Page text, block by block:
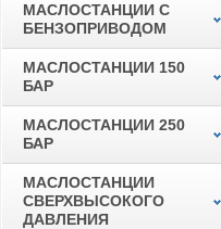
МАСЛОСТАНЦИИ С
БЕНЗОПРИВОДОМ
МАСЛОСТАНЦИИ 150
БАР
МАСЛОСТАНЦИИ 250
БАР
МАСЛОСТАНЦИИ
СВЕРХВЫСОКОГО
ДАВЛЕНИЯ